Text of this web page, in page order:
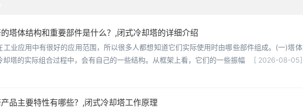
塔体结构和重要部件是什么？,闭式冷却塔的详细介绍
工业应用中有很好的应用范围，所以很多人都想知道它们实际使用时由哪些部件组成。(一)塔体
却塔的实际组合过程中，会有自己的一些结构。从框架上看，它们的一些振幅
[ 2026-08-05]
品主要特性有哪些？,闭式冷却塔工作原理